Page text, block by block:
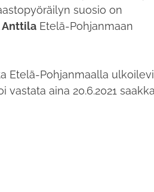
suosio on
Anttila Etelä-Pohjanmaan
Etelä-Pohjanmaalla
aina 20.6.2021